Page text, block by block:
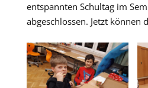
entspannten Schultag im
abgeschlossen. Jetzt können